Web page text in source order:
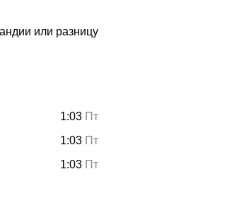
или разницу
1:03 Пт
1:03 Пт
1:03 Пт